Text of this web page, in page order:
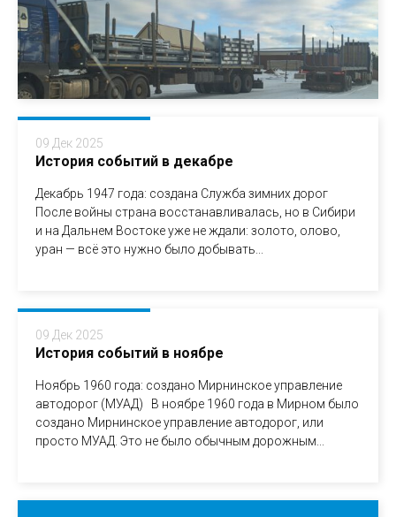
09 Дек 2025
История событий в декабре
Декабрь 1947 года: создана Служба зимних дорог
После войны страна восстанавливалась, но в Сибири
и на Дальнем Востоке уже не ждали: золото, олово,
уран — всё это нужно было добывать...
09 Дек 2025
История событий в ноябре
Ноябрь 1960 года: создано Мирнинское управление
автодорог (МУАД) В ноябре 1960 года в Мирном было
создано Мирнинское управление автодорог, или
просто МУАД. Это не было обычным дорожным...